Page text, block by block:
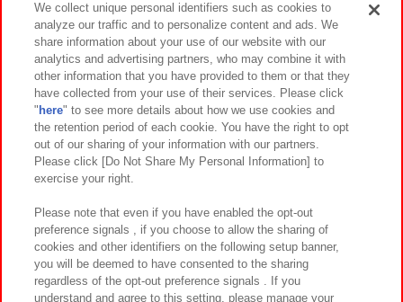
イベント・キャンペーン
関連会社 サステナビリティ サイトポリシー
プライバシーポリシー ウェブアクセシビリティ方針と検証結果
お取引先さまとともに
カスタマーハラスメント対応方針 よくあるご質問・お問い合わせ
We collect unique personal identifiers such as cookies to
analyze our traffic and to personalize content and ads. We
share information about your use of our website with our
analytics and advertising partners, who may combine it with
other information that you have provided to them or that they
have collected from your use of their services. Please click
" here" to see more details about how we use cookies and
the retention period of each cookie. You have the right to opt
out of our sharing of your information with our partners.
Please click [Do Not Share My Personal Information] to
exercise your right.
Please note that even if you have enabled the opt-out
preference signals , if you choose to allow the sharing of
cookies and other identifiers on the following setup banner,
you will be deemed to have consented to the sharing
regardless of the opt-out preference signals . If you
understand and agree to this setting, please manage your